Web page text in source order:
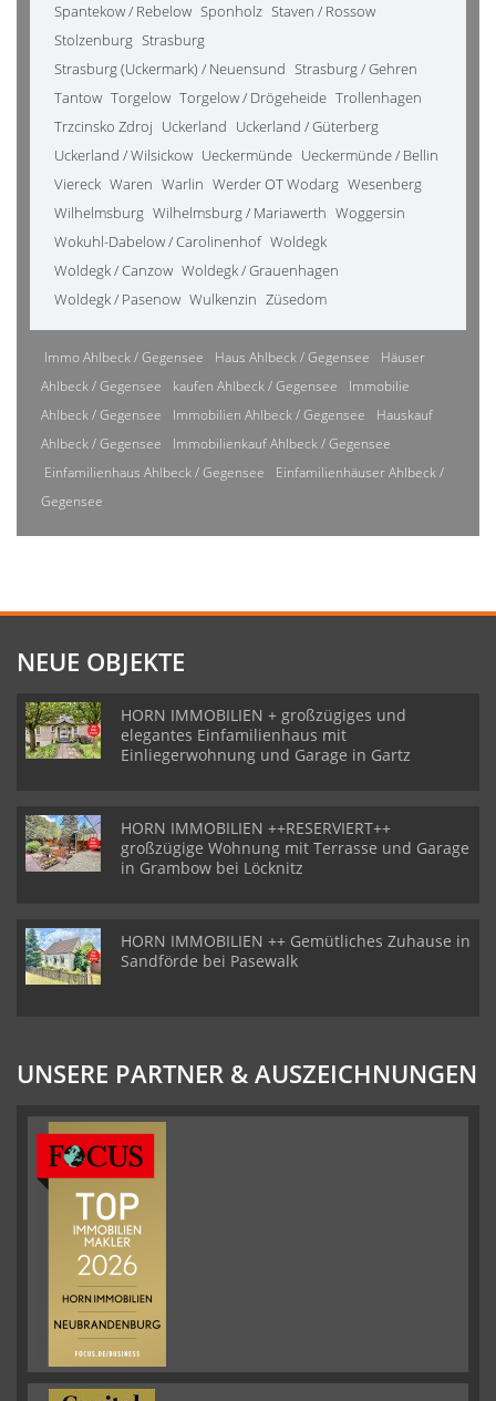
Spantekow / Rebelow Sponholz Staven / Rossow
Stolzenburg Strasburg
Strasburg (Uckermark) / Neuensund Strasburg / Gehren
Tantow Torgelow Torgelow / Drögeheide Trollenhagen
Trzcinsko Zdroj Uckerland Uckerland / Güterberg
Uckerland / Wilsickow Ueckermünde Ueckermünde / Bellin
Viereck Waren Warlin Werder OT Wodarg Wesenberg
Wilhelmsburg Wilhelmsburg / Mariawerth Woggersin
Wokuhl-Dabelow / Carolinenhof Woldegk
Woldegk / Canzow Woldegk / Grauenhagen
Woldegk / Pasenow Wulkenzin Züsedom
Immo Ahlbeck / Gegensee Haus Ahlbeck / Gegensee
Häuser
Ahlbeck / Gegensee
kaufen Ahlbeck / Gegensee
Immobilie
Ahlbeck / Gegensee
Immobilien Ahlbeck / Gegensee
Hauskauf
Ahlbeck / Gegensee
Immobilienkauf Ahlbeck / Gegensee
Einfamilienhaus Ahlbeck / Gegensee
Einfamilienhäuser Ahlbeck /
Gegensee
NEUE OBJEKTE
HORN IMMOBILIEN + großzügiges und
elegantes Einfamilienhaus mit
Einliegerwohnung und Garage in Gartz
HORN IMMOBILIEN ++RESERVIERT++
großzügige Wohnung mit Terrasse und Garage
in Grambow bei Löcknitz
HORN IMMOBILIEN ++ Gemütliches Zuhause in
Sandförde bei Pasewalk
UNSERE PARTNER & AUSZEICHNUNGEN